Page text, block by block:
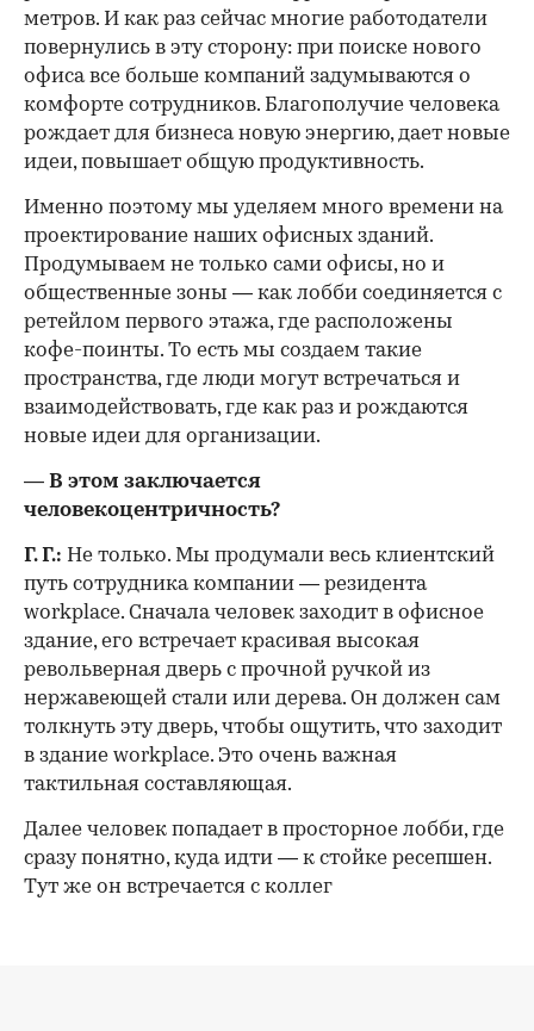
метров. И как раз сейчас многие работодатели
повернулись в эту сторону: при поиске нового
офиса все больше компаний задумываются о
комфорте сотрудников. Благополучие человека
рождает для бизнеса новую энергию, дает новые
идеи, повышает общую продуктивность.
Именно поэтому мы уделяем много времени на
проектирование наших офисных зданий.
Продумываем не только сами офисы, но и
общественные зоны — как лобби соединяется с
ретейлом первого этажа, где расположены
кофе-поинты. То есть мы создаем такие
пространства, где люди могут встречаться и
взаимодействовать, где как раз и рождаются
новые идеи для организации.
— В этом заключается
человекоцентричность?
Г. Г.: Не только. Мы продумали весь клиентский
путь сотрудника компании — резидента
workplace. Сначала человек заходит в офисное
здание, его встречает красивая высокая
револьверная дверь с прочной ручкой из
нержавеющей стали или дерева. Он должен сам
толкнуть эту дверь, чтобы ощутить, что заходит
в здание workplace. Это очень важная
тактильная составляющая.
Далее человек попадает в просторное лобби, где
сразу понятно, куда идти — к стойке ресепшен.
Тут же он встречается с коллег